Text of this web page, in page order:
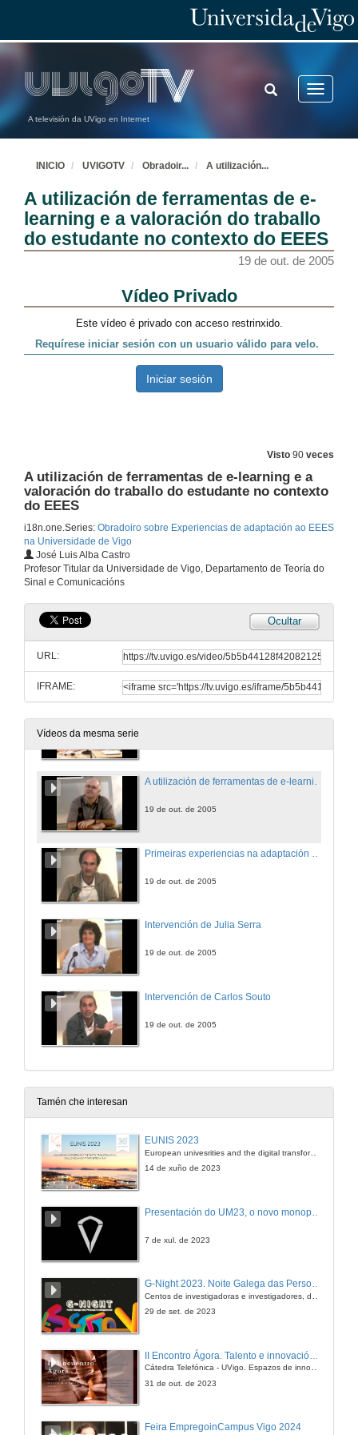
A televisión da UVigo en Internet
Toggle
TOGGLE
SEARCH
INICIO UVIGOTV Obradoir... A utilización...
A utilización de ferramentas de e-
learning e a valoración do traballo
do estudante no contexto do EEES
19 de out. de 2005
Visto 90 veces
A utilización de ferramentas de e-learning e a
valoración do traballo do estudante no contexto
do EEES
i18n.one.Series: Obradoiro sobre Experiencias de adaptación ao EEES
na Universidade de Vigo
José Luis Alba Castro
Profesor Titular da Universidade de Vigo, Departamento de Teoría do
Sinal e Comunicacións
Ocultar
URL:
IFRAME:
Vídeos da mesma serie
19 de out. de 2005
A utilización de ferramentas de e-learning e a valoración do traballo do estudante no contexto do EEES
19 de out. de 2005
19 de out. de 2005
Intervención de Julia Serra
19 de out. de 2005
Intervención de Carlos Souto
19 de out. de 2005
Tamén che interesan
EUNIS 2023
European univesrities and the digital transformation: challenges and opportunities ahead
14 de xuño de 2023
7 de xul. de 2023
G-Night 2023. Noite Galega das Persoas Investigadoras. Conciencias creativas
29 de set. de 2023
Cátedra Telefónica - UVigo. Espazos de innovación
31 de out. de 2023
Feira EmpregoinCampus Vigo 2024